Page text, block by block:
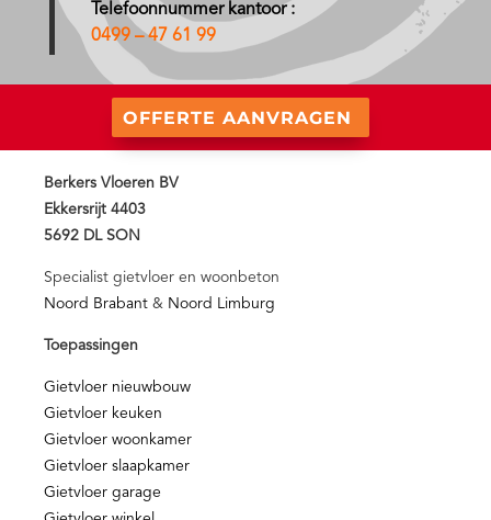
Telefoonnummer kantoor :
0499 – 47 61 99
OFFERTE AANVRAGEN
Berkers Vloeren BV
Ekkersrijt 4403
5692 DL SON
Specialist gietvloer en woonbeton
Noord Brabant & Noord Limburg
Toepassingen
Gietvloer nieuwbouw
Gietvloer keuken
Gietvloer woonkamer
Gietvloer slaapkamer
Gietvloer garage